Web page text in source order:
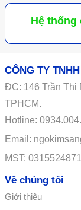
Hệ thống
CÔNG TY
ĐC: 146 Trần Thị
TPHCM.
Hotline:
Email:
MST: 0315524871
Về chúng tôi
Giới thiệu